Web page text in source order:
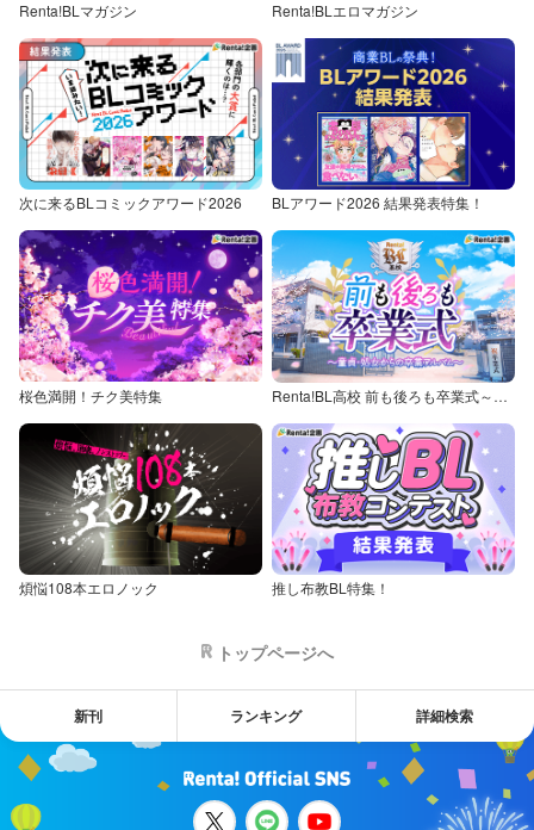
Renta!BLマガジン Renta!BLエロマガジン
次に来るBLコミックアワード2026 BLアワード2026 結果発表特集！
桜色満開！チク美特集 Renta!BL高校 前も後ろも卒業式～童貞・処女からの卒業アルバム～
煩悩108本エロノック 推し布教BL特集！
トップページへ
新刊 ランキング 詳細検索